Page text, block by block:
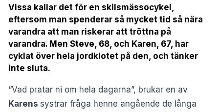
Vissa kallar det för en skilsmässocykel,
eftersom man spenderar så mycket tid så nära
varandra att man riskerar att tröttna på
varandra. Men Steve, 68, och Karen, 67, har
cyklat över hela jordklotet på den, och tänker
inte sluta.
“Vad pratar ni om hela dagarna”, brukar en av
Karens systrar fråga henne angående de långa